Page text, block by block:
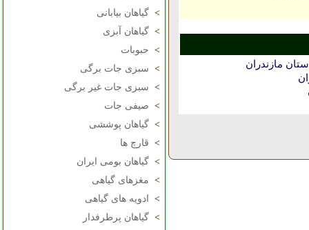
> گیاهان بیابانی
> گیاهان آبزی
> حبوبات
> سبزی جات برگی
> سبزی جات غیر برگی
> صیفی جات
> گیاهان پوششی
> قارچ ها
> گیاهان بومی ایران
> مغزهای گیاهی
>
ادویه های گیاهی
> گیاهان پرطرفدار
مازندران